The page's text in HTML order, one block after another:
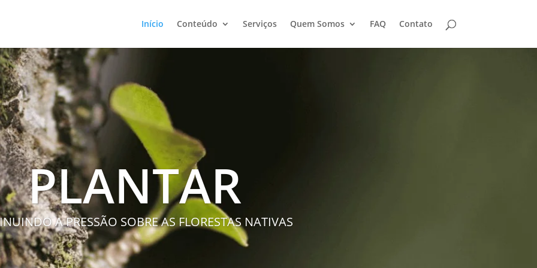
Início Conteúdo Serviços Quem Somos FAQ Contato
PLANTAR
A PRESSÃO SOBRE AS FLORESTAS NATIVAS